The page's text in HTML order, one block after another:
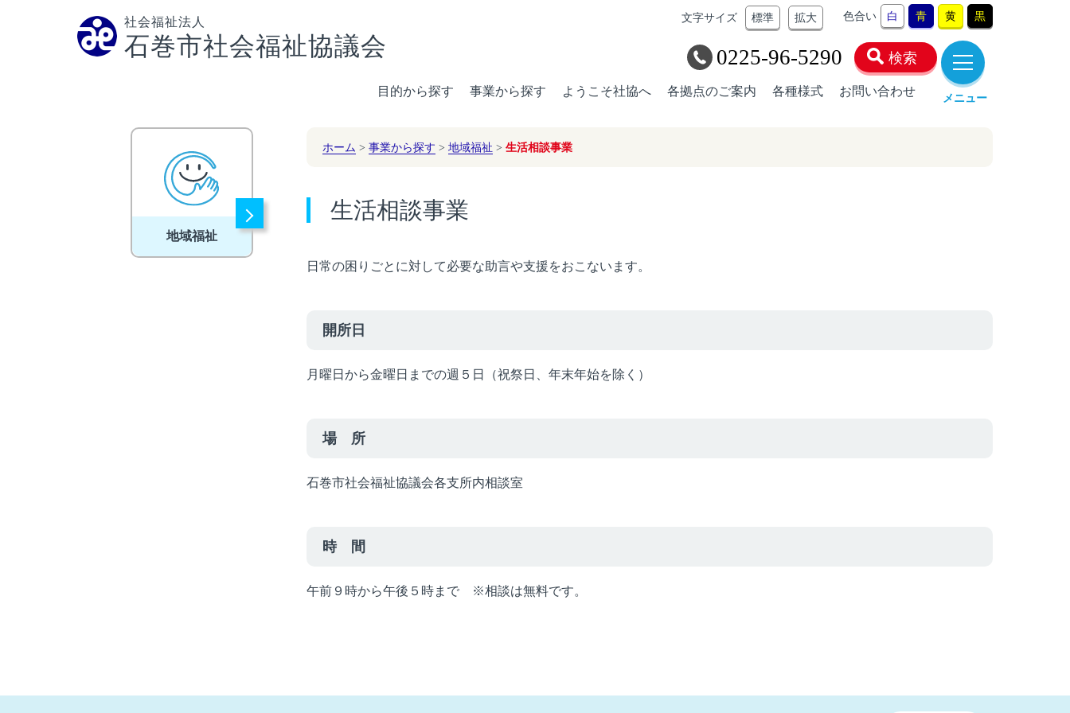
社会福祉法人
石巻市社会福祉協議会
文字サイズ 標準 拡大 色合い 白 青 黄 黒
0225-96-5290 検索
メニュー
目的から探す 事業から探す ようこそ社協へ 各拠点のご案内 各種様式 お問い合わせ
地域福祉
ホーム > 事業から探す > 地域福祉 > 生活相談事業
生活相談事業
日常の困りごとに対して必要な助言や支援をおこないます。
開所日
月曜日から金曜日までの週５日（祝祭日、年末年始を除く）
場 所
石巻市社会福祉協議会各支所内相談室
時 間
午前９時から午後５時まで ※相談は無料です。